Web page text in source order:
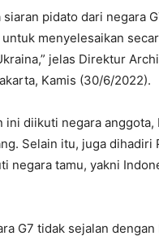
siaran pidato dari negara
menyelesaikan
jelas Direktur
Kamis (30/6/2022).
ini diikuti negara
Selain itu, juga
negara tamu, yakni
G7 tidak sejalan